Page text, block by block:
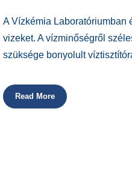
A Vízkémia Laboratóriumban
vizeket. A vízminőségről
szüksége bonyolult
Read More